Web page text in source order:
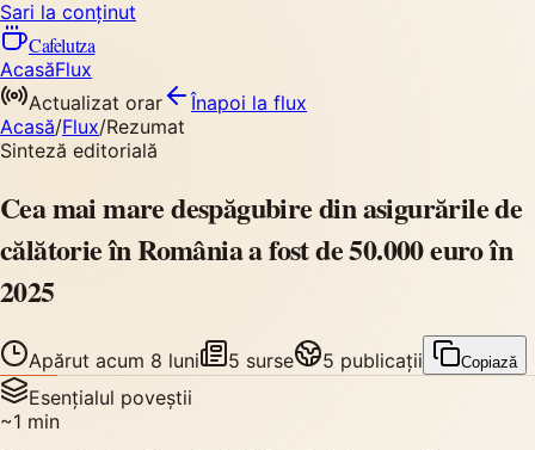
Sari la conținut
Cafelutza
AcasăFlux
Actualizat orar
Înapoi la flux
Acasă/Flux/Rezumat
Sinteză editorială
Cea mai mare despăgubire din asigurările de
călătorie în România a fost de 50.000 euro în
2025
Apărut acum 8 luni 5 surse 5 publicații Copiază
Esențialul poveștii
~1 min